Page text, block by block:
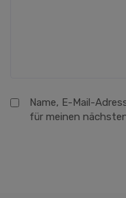
Name, E-Mail-
für meinen